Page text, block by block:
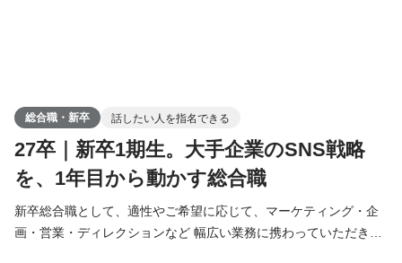
総合職・新卒 話したい人を指名できる
27卒｜新卒1期生。大手企業のSNS戦略
を、1年目から動かす総合職
新卒総合職として、適性やご希望に応じて、マーケティング・企
画・営業・ディレクションなど 幅広い業務に携わっていただきま